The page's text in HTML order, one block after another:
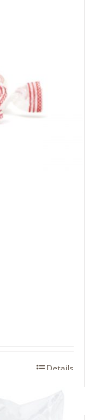
Details